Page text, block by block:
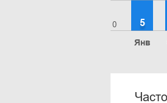
0
Янв
5